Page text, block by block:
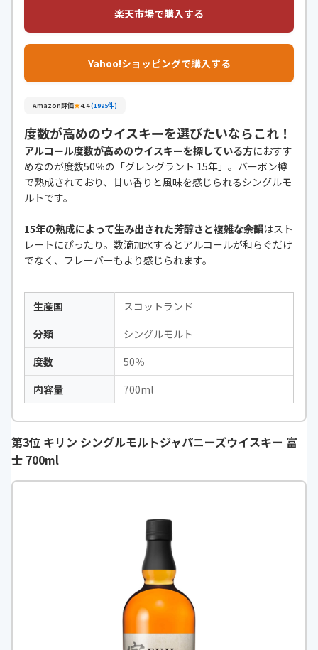
楽天市場で購入する
Yahoo!ショッピングで購入する
Amazon評価★4.4(1995件)
度数が高めのウイスキーを選びたいならこれ！
アルコール度数が高めのウイスキーを探している方におすす
めなのが度数50％の「グレングラント 15年」。バーボン樽
で熟成されており、甘い香りと風味を感じられるシングルモ
ルトです。
15年の熟成によって生み出された芳醇さと複雑な余韻はスト
レートにぴったり。数滴加水するとアルコールが和らぐだけ
でなく、フレーバーもより感じられます。
生産国
スコットランド
分類
シングルモルト
度数
50％
内容量
700ml
第3位 キリン シングルモルトジャパニーズウイスキー 富
士 700ml